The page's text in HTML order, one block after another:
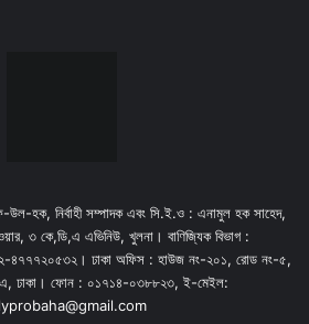
হক, নির্বাহী সম্পাদক এবং সি.ই.ও : এনামুল হক সাহেদ,
৩ কে,ডি,এ এভিনিউ, খুলনা। বাণিজ্যিক বিভাগ :
৪৭৭৭২০৫৩২। ঢাকা অফিস : হাউজ নং-২০১, রোড নং-৫,
ঢাকা। ফোন : ০১৭১৪-০৩৮৮২৩, ই-মেইল: